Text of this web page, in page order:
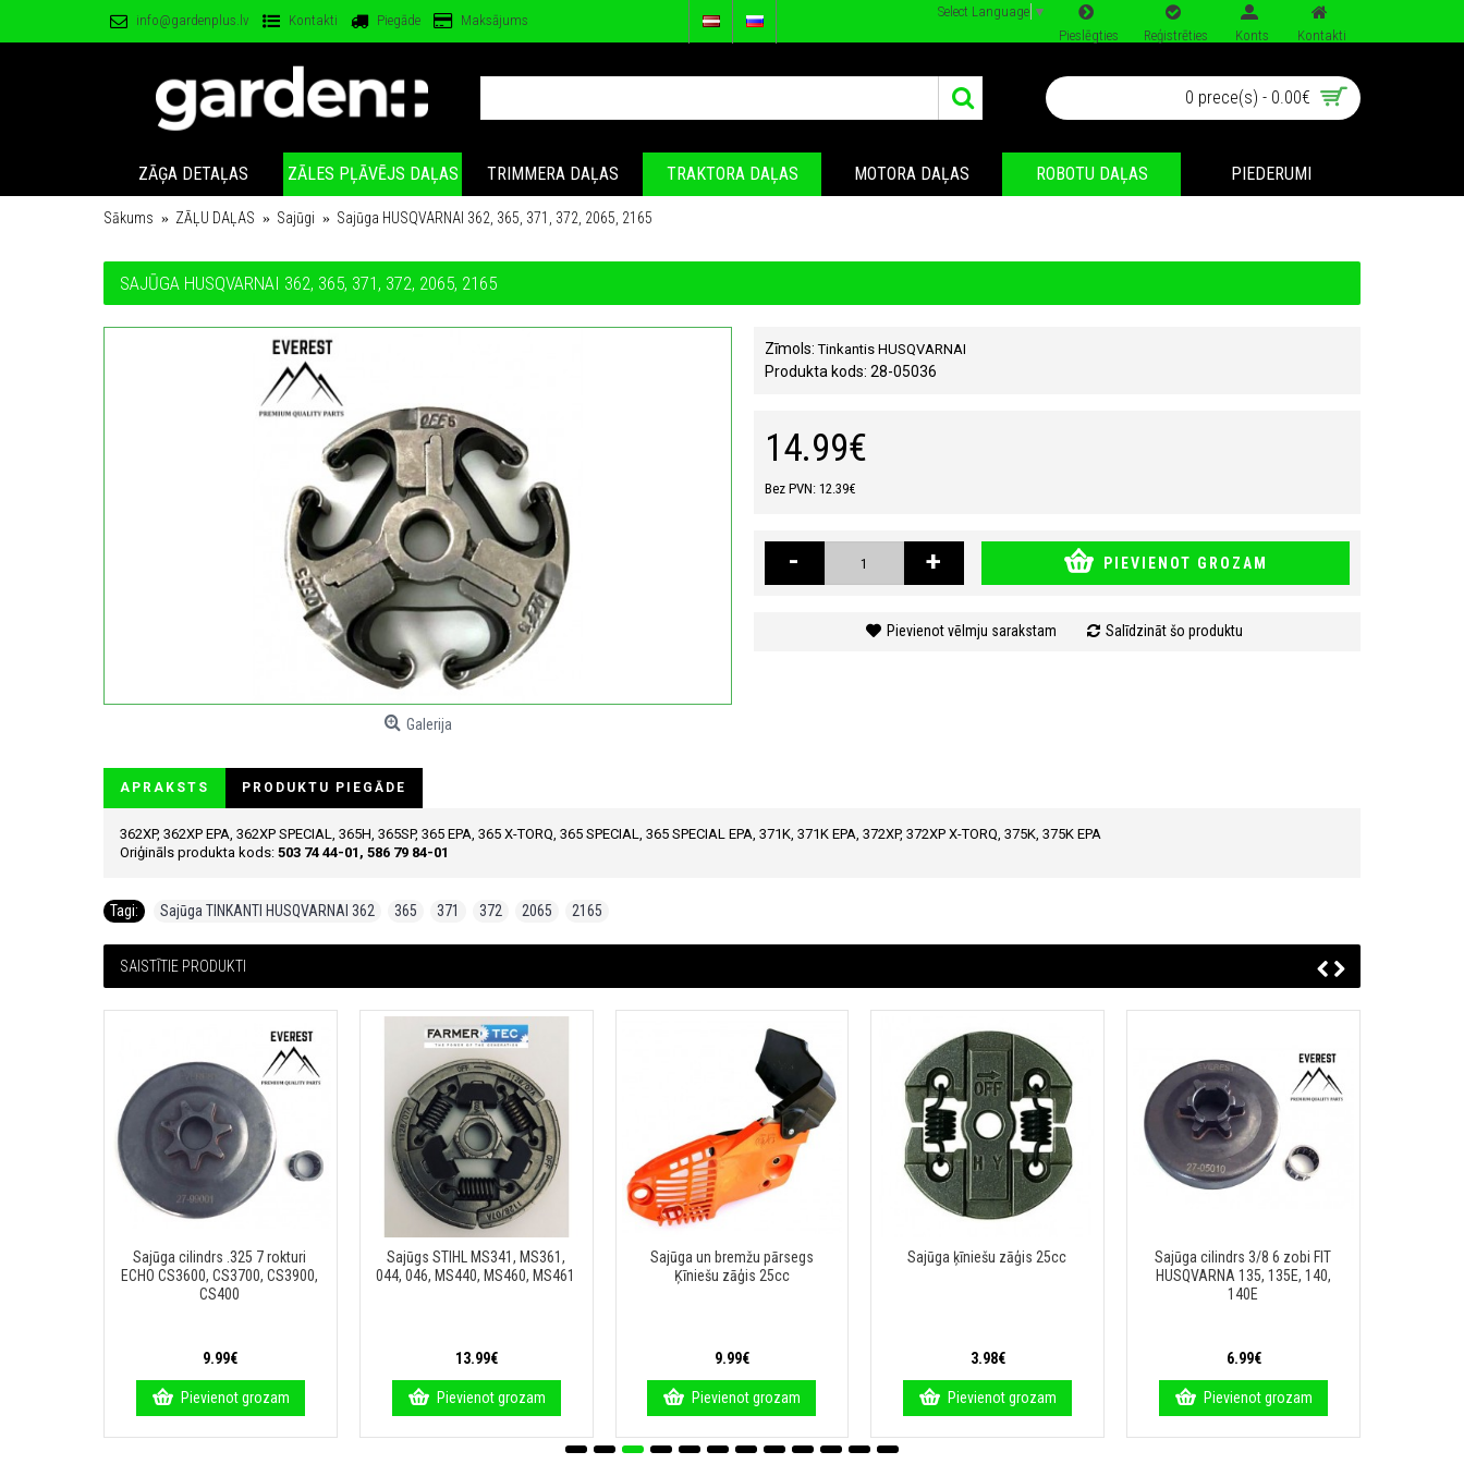
info@gardenplus.lv Kontakti Piegāde Maksājums
Select Language ▼
Pieslēgties
Reģistrēties Konts Kontakti
0 prece(s) - 0.00€
ZĀĢA DETAĻAS ZĀLES PĻĀVĒJS DAĻAS TRIMMERA DAĻAS TRAKTORA DAĻAS MOTORA DAĻAS ROBOTU DAĻAS PIEDERUMI
Sākums ZĀĻU DAĻAS Sajūgi Sajūga HUSQVARNAI 362, 365, 371, 372, 2065, 2165
SAJŪGA HUSQVARNAI 362, 365, 371, 372, 2065, 2165
Galerija
Zīmols:Tinkantis HUSQVARNAI
Produkta kods: 28-05036
14.99€
Bez PVN: 12.39€
- + PIEVIENOT GROZAM
Pievienot vēlmju sarakstam Salīdzināt šo produktu
APRAKSTS PRODUKTU PIEGĀDE
362XP, 362XP EPA, 362XP SPECIAL, 365H, 365SP, 365 EPA, 365 X-TORQ, 365 SPECIAL, 365 SPECIAL EPA, 371K, 371K EPA, 372XP, 372XP X-TORQ, 375K, 375K EPA
Oriģināls produkta kods: 503 74 44-01, 586 79 84-01
Tagi: Sajūga TINKANTI HUSQVARNAI 362 365 371 372 2065 2165
SAISTĪTIE PRODUKTI
Sajūga cilindrs .325 7 rokturi
ECHO CS3600, CS3700, CS3900,
CS400
9.99€
Pievienot grozam
Sajūgs STIHL MS341, MS361,
044, 046, MS440, MS460, MS461
13.99€
Pievienot grozam
Sajūga un bremžu pārsegs
Ķīniešu zāģis 25cc
9.99€
Pievienot grozam
Sajūga ķīniešu zāģis 25cc
3.98€
Pievienot grozam
Sajūga cilindrs 3/8 6 zobi FIT
HUSQVARNA 135, 135E, 140,
140E
6.99€
Pievienot grozam